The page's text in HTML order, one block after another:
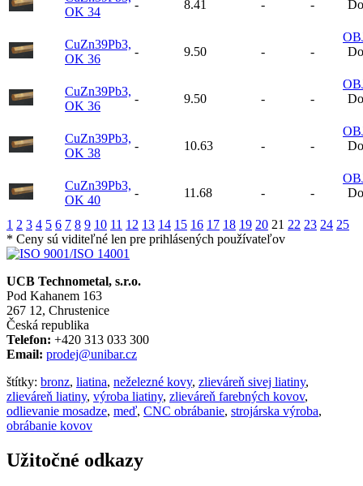
OK 34
- 8.41 - -
CuZn39Pb3,
OK 36
- 9.50 - -
CuZn39Pb3,
OK 36
- 9.50 - -
CuZn39Pb3,
OK 38
- 10.63 - -
CuZn39Pb3,
OK 40
- 11.68 - -
1 2 3 4 5 6 7 8 9 10 11 12 13 14 15 16 17 18 19 20 21 22 23 24 25
* Ceny sú viditeľné len pre prihlásených používateľov
UCB Technometal, s.r.o.
Pod Kahanem 163
267 12, Chrustenice
Česká republika
Telefon: +420 313 033 300
Email: prodej@unibar.cz
štítky: bronz, liatina, neželezné kovy, zlieváreň sivej liatiny,
zlieváreň liatiny, výroba liatiny, zlieváreň farebných kovov,
odlievanie mosadze, meď, CNC obrábanie, strojárska výroba,
obrábanie kovov
Užitočné odkazy